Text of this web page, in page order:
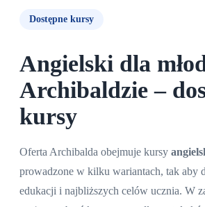
Dostępne kursy
Angielski dla
Archibaldzie –
kursy
Oferta Archibalda obejmuje kursy
prowadzone w kilku wariantach, tak aby
edukacji i najbliższych celów ucznia. W